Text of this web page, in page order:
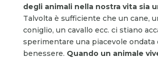
degli animali nella nostra vita sia
Talvolta è sufficiente che un cane,
coniglio, un cavallo ecc. ci stiano
sperimentare una piacevole ondata
benessere. Quando un animale